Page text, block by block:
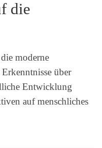
die
moderne
über
Entwicklung
auf menschliches